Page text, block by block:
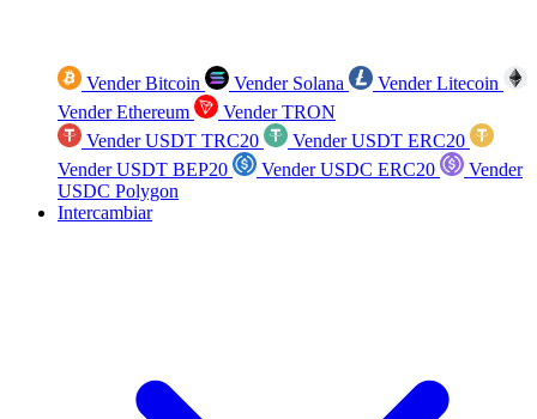
Vender Bitcoin Vender Solana
Vender Litecoin
Vender Ethereum
Vender TRON
Vender USDT TRC20
Vender USDT ERC20
Vender USDT BEP20
Vender USDC ERC20
Vender
USDC Polygon
Intercambiar